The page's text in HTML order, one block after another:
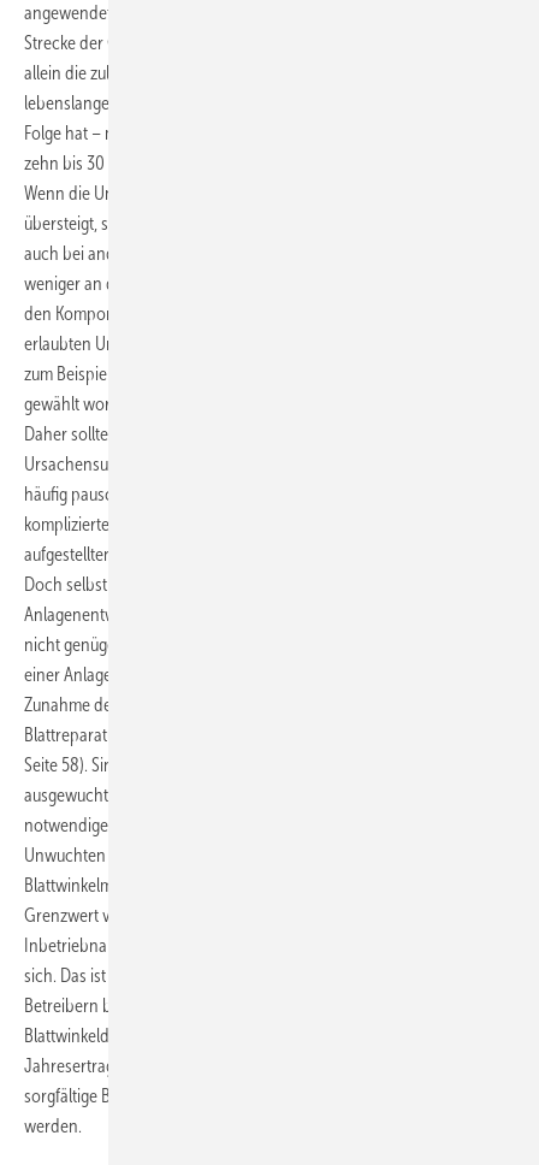
angewendet werden. Rechnet man den Grenzwert in die gerade
Strecke der Gondel-Schwingbewegungen um, so sieht man, dass
allein die zulässige Massenunwucht bei einigen Anlagentypen ein
lebenslanges drehfrequentes Erdbeben am Maschinenträger zur
Folge hat – mit Bewegungen von bis zu einigen Zentimetern. Und das
zehn bis 30 Millionen Mal in 20 Jahren.
Wenn die Unwucht das Zwei- bis Dreifache des Grenzwerts
übersteigt, sind die materialseitigen Sicherheitsfaktoren für Ermüdung
auch bei anderen Komponenten bald aufgebraucht. Das liegt teilweise
weniger an den Komponenten als an Auslegungsspezifikationen, die
den Komponentenzulieferern vorgegeben wurden. Wenn die
erlaubten Unwuchtschwingungen nicht berücksichtigt werden, kann
zum Beispiel beim Getriebe die Materialwandstärke nicht steif genug
gewählt worden sein.
Daher sollten Rotor-Unwuchtmessungen generell Teil der
Ursachensuche auch bei Komponentenschäden sein – anstatt wie
häufig pauschal von einer Fehlkonstruktion zu sprechen oder es auf
komplizierte Windverhältnisse zu schieben. Diese sind bei der schon
aufgestellten Turbine ohnehin unabänderlich.
Doch selbst wenn die erlaubte Dimension der Unwucht beim
Anlagenentwurf eingerechnet wird, ist das Phänomen noch lange
nicht genügend berücksichtigt: Ein in der Auslegung, also im Design
einer Anlage komplett vernachlässigter Fakt ist die betriebsbedingte
Zunahme der Unwuchten: Durch Erosion, Wassereinlagerung,
Blattreparaturen und mehr nehmen Massenunwuchten zu (Grafik
Seite 58). Sind die Windturbinen nicht bei der Inbetriebnahme
ausgewuchtet worden, verschleißen die Komponenten sogar
notwendigerweise schneller als geplant. Bei aerodynamischen
Unwuchten im Rotor kommt ein Weiteres hinzu:
Blattwinkelmessungen zeigen, dass rund ein Drittel der Turbinen den
Grenzwert von meist 0,5 Grad überschreitet, oft schon ab der
Inbetriebnahme. Diese Art von Unwuchten bringt Ertragsverluste mit
sich. Das ist in Vergleichen vor und nach Blattwinkeleinstellungen von
Betreibern bestätigt worden. Oberhalb von 1,5 Grad
Blattwinkeldifferenz können die Unwuchten schnell zehn Prozent des
Jahresertrags ausmachen. Natürlich kann umgekehrt durch
sorgfältige Blattwinkelneueinstellungen auch ein Mehrertrag erzielt
werden.